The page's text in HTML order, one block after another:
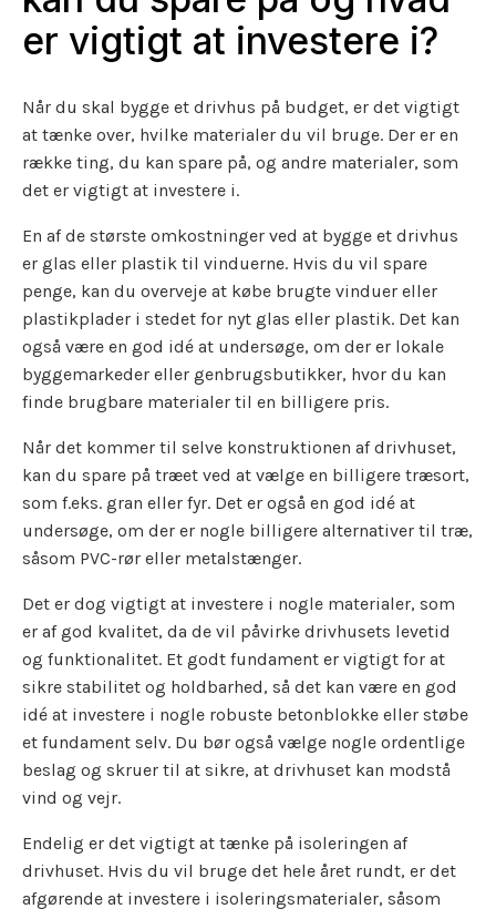
er vigtigt at investere i?
Når du skal bygge et drivhus på budget, er det vigtigt
at tænke over, hvilke materialer du vil bruge. Der er en
række ting, du kan spare på, og andre materialer, som
det er vigtigt at investere i.
En af de største omkostninger ved at bygge et drivhus
er glas eller plastik til vinduerne. Hvis du vil spare
penge, kan du overveje at købe brugte vinduer eller
plastikplader i stedet for nyt glas eller plastik. Det kan
også være en god idé at undersøge, om der er lokale
byggemarkeder eller genbrugsbutikker, hvor du kan
finde brugbare materialer til en billigere pris.
Når det kommer til selve konstruktionen af drivhuset,
kan du spare på træet ved at vælge en billigere træsort,
som f.eks. gran eller fyr. Det er også en god idé at
undersøge, om der er nogle billigere alternativer til træ,
såsom PVC-rør eller metalstænger.
Det er dog vigtigt at investere i nogle materialer, som
er af god kvalitet, da de vil påvirke drivhusets levetid
og funktionalitet. Et godt fundament er vigtigt for at
sikre stabilitet og holdbarhed, så det kan være en god
idé at investere i nogle robuste betonblokke eller støbe
et fundament selv. Du bør også vælge nogle ordentlige
beslag og skruer til at sikre, at drivhuset kan modstå
vind og vejr.
Endelig er det vigtigt at tænke på isoleringen af
drivhuset. Hvis du vil bruge det hele året rundt, er det
afgørende at investere i isoleringsmaterialer, såsom